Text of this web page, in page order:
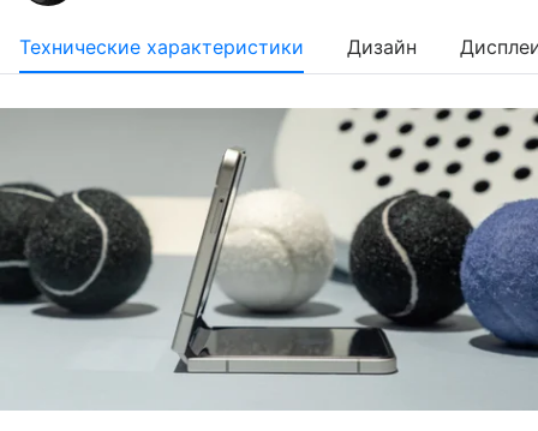
Технические характеристики Дизайн